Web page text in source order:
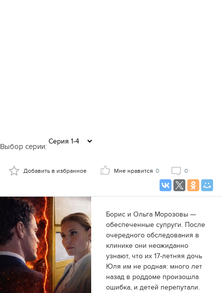
Выбор серии:
Добавить в избранное Мне нравится 0 0
Борис и Ольга Морозовы —
обеспеченные супруги. После
очередного обследования в
клинике они неожиданно
узнают, что их 17-летняя дочь
Юля им не родная: много лет
назад в роддоме произошла
ошибка, и детей перепутали.